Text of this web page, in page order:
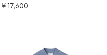
￥17,600